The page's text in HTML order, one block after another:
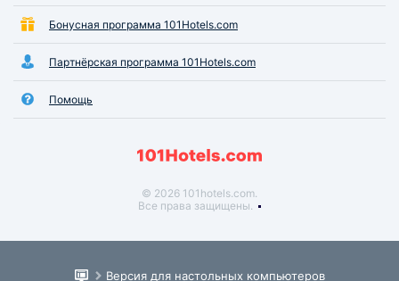
Бонусная программа 101Hotels.com
Партнёрская программа 101Hotels.com
Помощь
© 2026 101hotels.com.
Все права защищены.
Версия для настольных компьютеров